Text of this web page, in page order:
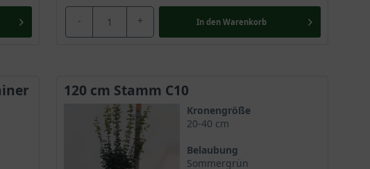
der Baumkrone. Acer campestre ‘Nanum‘ entwickelt sich
campestre ’Nanum‘ wächst aufrecht und bildet mit einer
erscheint somit rund und verleiht dem Kugel-Feldahorn eine
kommen wird.
- + In den Warenkorb
120 cm Stamm C10
Kronengröße
20-40 cm
Belaubung
Sommergrün